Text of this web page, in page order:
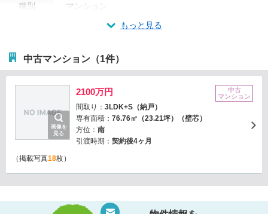
種別
マンション
もっと見る
中古マンション（1件）
画像を
見る
2100万円
間取り： 3LDK+S（納戸）
専有面積： 76.76㎡（23.21坪）（壁芯）
方位： 南
引渡時期： 契約後4ヶ月
中古
マンション
（掲載写真18枚）